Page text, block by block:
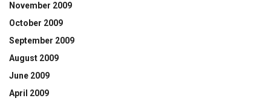
November 2009
October 2009
September 2009
August 2009
June 2009
April 2009